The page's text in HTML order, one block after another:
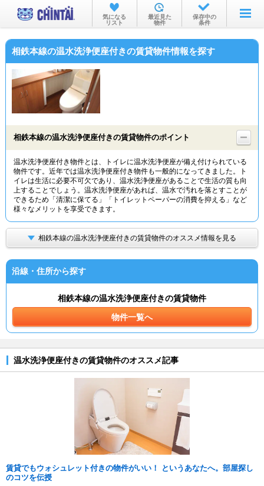
お部屋を探す
沿線・駅から
物件特集から
TOP
気になる
リスト
最近見た
物件
保存中の
条件
相鉄本線の温水洗浄便座付きの賃貸物件情報を探す
相鉄本線の温水洗浄便座付きの賃貸物件のポイント
温水洗浄便座付き物件とは、トイレに温水洗浄便座が備え付けられている
物件です。近年では温水洗浄便座付き物件も一般的になってきました。ト
イレは生活に必要不可欠であり、温水洗浄便座があることで生活の質も向
上することでしょう。温水洗浄便座があれば、温水で汚れを落とすことが
できるため「清潔に保てる」「トイレットペーパーの消費を抑える」など
様々なメリットを享受できます。
相鉄本線の温水洗浄便座付きの賃貸物件のオススメ情報を見る
沿線・住所から探す
相鉄本線の温水洗浄便座付きの賃貸物件
物件一覧へ
温水洗浄便座付きの賃貸物件のオススメ記事
賃貸でもウォシュレット付きの物件がいい！ というあなたへ。部屋探し
のコツを伝授